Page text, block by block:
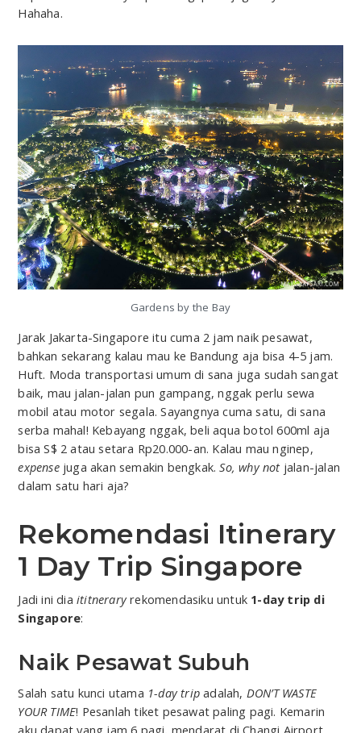
Hahaha.
Gardens by the Bay
Jarak Jakarta-Singapore itu cuma 2 jam naik pesawat,
bahkan sekarang kalau mau ke Bandung aja bisa 4-5 jam.
Huft. Moda transportasi umum di sana juga sudah sangat
baik, mau jalan-jalan pun gampang, nggak perlu sewa
mobil atau motor segala. Sayangnya cuma satu, di sana
serba mahal! Kebayang nggak, beli aqua botol 600ml aja
bisa S$ 2 atau setara Rp20.000-an. Kalau mau nginep,
expense juga akan semakin bengkak.So, why notjalan-jalan
dalam satu hari aja?
Rekomendasi Itinerary
1 Day Trip Singapore
Jadi ini dia ititneraryrekomendasiku untuk 1-day trip di
Singapore:
Naik Pesawat Subuh
Salah satu kunci utama 1-day trip adalah, DON’T WASTE
YOUR TIME! Pesanlah tiket pesawat paling pagi. Kemarin
aku dapat yang jam 6 pagi, mendarat di Changi Airport